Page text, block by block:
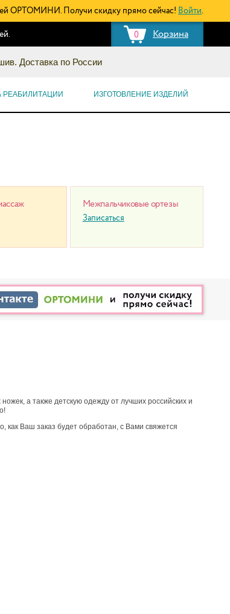
ОРТОМИНИ. Получи скидку прямо сейчас! Войти.
0 Корзина
Доставка по России
РЕАБИЛИТАЦИИ ИЗГОТОВЛЕНИЕ ИЗДЕЛИЙ
Межпальчиковые ортезы
Записаться
а также детскую одежду от лучших российских и
как Ваш заказ будет обработан, с Вами свяжется